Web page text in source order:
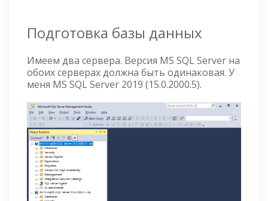
Подготовка базы данных
Имеем два сервера. Версия MS SQL Server на
обоих серверах должна быть одинаковая. У
меня MS SQL Server 2019 (15.0.2000.5).